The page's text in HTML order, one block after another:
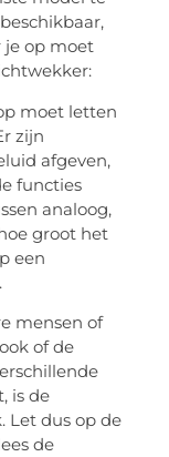
je op moet
moet letten
zijn
afgeven,
functies
analoog,
groot het
een
mensen of
of de
is de
Let dus op de
de